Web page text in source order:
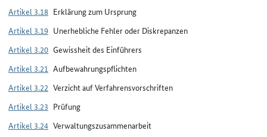
Artikel 3.18 Erklärung zum Ursprung
Artikel 3.19 Unerhebliche Fehler oder Diskrepanzen
Artikel 3.20 Gewissheit des Einführers
Artikel 3.21 Aufbewahrungspflichten
Artikel 3.22 Verzicht auf Verfahrensvorschriften
Artikel 3.23 Prüfung
Artikel 3.24 Verwaltungszusammenarbeit